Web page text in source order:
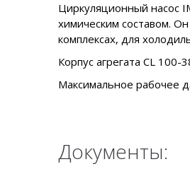
Циркуляционный насос
химическим составом.
комплексах, для
Корпус агрегата CL 100-
Максимальное рабочее
Документы: